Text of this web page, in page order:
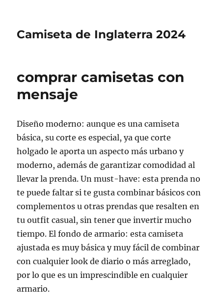
Camiseta de Inglaterra 2024
comprar camisetas con
mensaje
Diseño moderno: aunque es una camiseta
básica, su corte es especial, ya que corte
holgado le aporta un aspecto más urbano y
moderno, además de garantizar comodidad al
llevar la prenda. Un must-have: esta prenda no
te puede faltar si te gusta combinar básicos con
complementos u otras prendas que resalten en
tu outfit casual, sin tener que invertir mucho
tiempo. El fondo de armario: esta camiseta
ajustada es muy básica y muy fácil de combinar
con cualquier look de diario o más arreglado,
por lo que es un imprescindible en cualquier
armario.